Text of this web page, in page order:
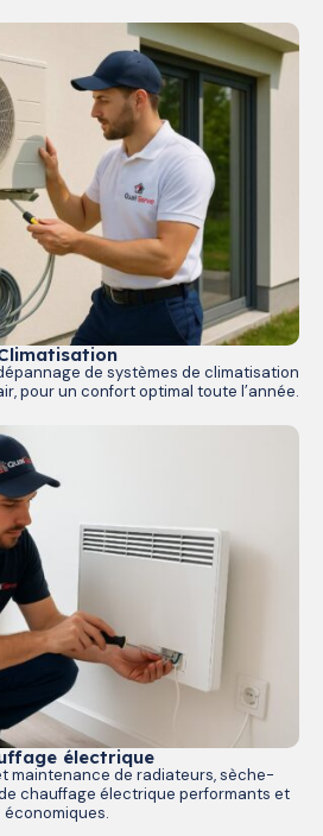
de systèmes de climatisation
pour un confort optimal toute l’année.
électrique
maintenance de radiateurs, sèche-
chauffage électrique performants et
économiques.